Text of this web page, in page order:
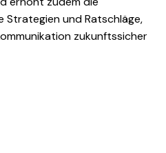
Strategien und Ratschläge,
zukunftssicher